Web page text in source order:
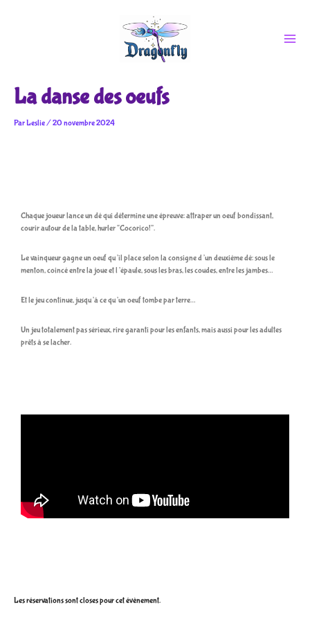
La danse des oeufs
ParLeslie/20 novembre 2024
Chaque joueur lance un dé qui détermine une épreuve: attraper un oeuf bondissant,
courir autour de la table, hurler “Cocorico!”.
Le vainqueur gagne un oeuf qu’il place selon la consigne d’un deuxième dé: sous le
menton, coincé entre la joue et l’épaule, sous les bras, les coudes, entre les jambes…
Et le jeu continue, jusqu’à ce qu’un oeuf tombe par terre…
Un jeu totalement pas sérieux, rire garanti pour les enfants, mais aussi pour les adultes
prêts à se lacher.
Les réservations sont closes pour cet évènement.